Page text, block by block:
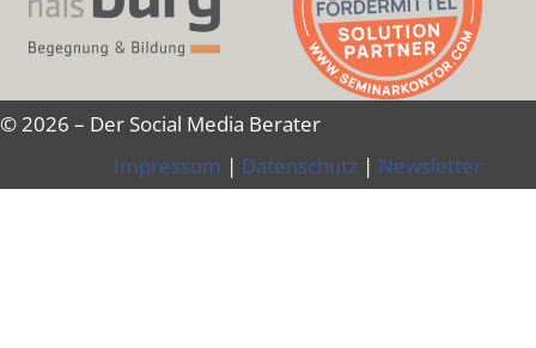
© 2026 – Der Social Media Berater
Impressum | Datenschutz | Newsletter